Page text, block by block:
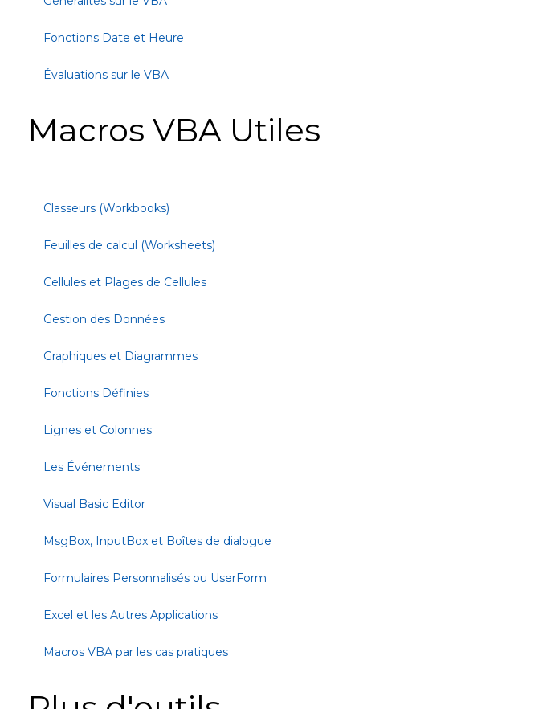
Fonctions Date et Heure
Évaluations sur le VBA
Macros VBA Utiles
Classeurs (Workbooks)
Feuilles de calcul (Worksheets)
Cellules et Plages de Cellules
Gestion des Données
Graphiques et Diagrammes
Fonctions Définies
Lignes et Colonnes
Les Événements
Visual Basic Editor
MsgBox, InputBox et Boîtes de dialogue
Formulaires Personnalisés ou UserForm
Excel et les Autres Applications
Macros VBA par les cas pratiques